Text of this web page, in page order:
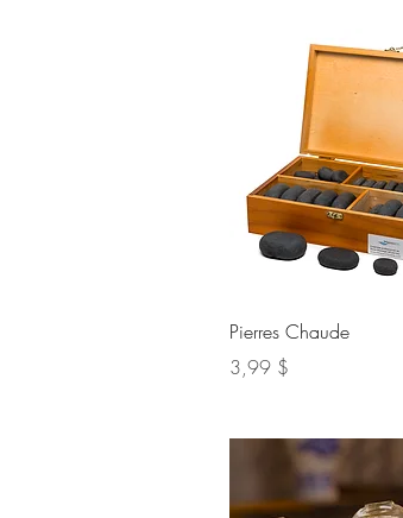
Aperçu rapide
Pierres Chaude
Prix
3,99 $